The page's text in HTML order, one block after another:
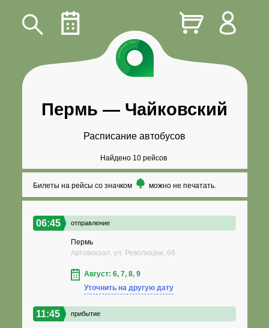
Пермь — Чайковский
Расписание автобусов
Найдено 10 рейсов
Билеты на рейсы со значком можно не печатать.
06:45 отправление
Пермь
Автовокзал, ул. Революции, 68
Август: 6, 7, 8, 9
Уточнить на другую дату
11:45 прибытие